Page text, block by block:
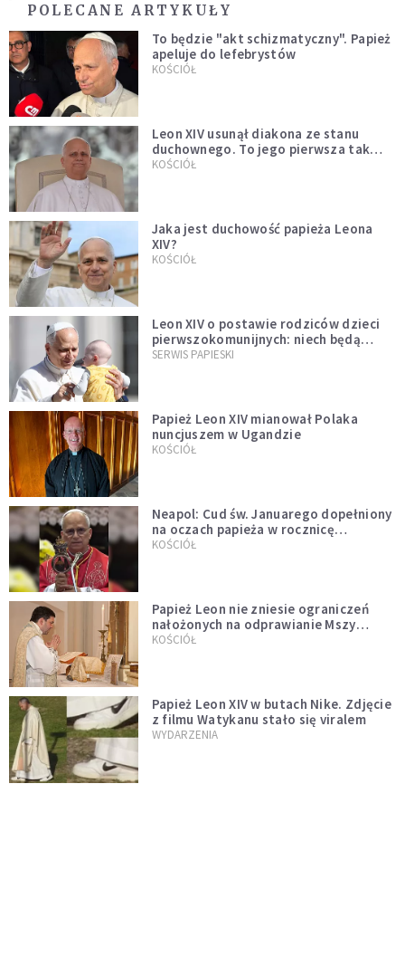
POLECANE ARTYKUŁY
To będzie "akt schizmatyczny". Papież
apeluje do lefebrystów
KOŚCIÓŁ
Leon XIV usunął diakona ze stanu
duchownego. To jego pierwsza tak
bezprecedensowa decyzja
KOŚCIÓŁ
Jaka jest duchowość papieża Leona
XIV?
KOŚCIÓŁ
Leon XIV o postawie rodziców dzieci
pierwszokomunijnych: niech będą
przykładem
SERWIS PAPIESKI
Papież Leon XIV mianował Polaka
nuncjuszem w Ugandzie
KOŚCIÓŁ
Neapol: Cud św. Januarego dopełniony
na oczach papieża w rocznicę
pontyfikatu!
KOŚCIÓŁ
Papież Leon nie zniesie ograniczeń
nałożonych na odprawianie Mszy
trydenckiej. „Traditionis custodes”
KOŚCIÓŁ
Papież Leon XIV w butach Nike. Zdjęcie
z filmu Watykanu stało się viralem
WYDARZENIA